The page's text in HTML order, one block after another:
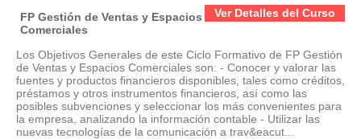
Ver Detalles del Curso
FP Gestión de Ventas y Espacios
Comerciales
Los Objetivos Generales de este Ciclo Formativo de FP Gestión
de Ventas y Espacios Comerciales son: - Conocer y valorar las
fuentes y productos financieros disponibles, tales como créditos,
préstamos y otros instrumentos financieros, así como las
posibles subvenciones y seleccionar los más convenientes para
la empresa, analizando la información contable - Utilizar las
nuevas tecnologías de la comunicación a trav&eacut...